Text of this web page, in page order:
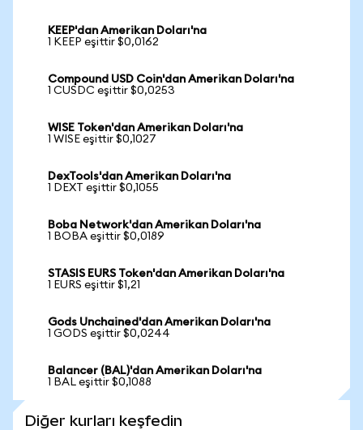
KEEP'dan Amerikan Doları'na
1 KEEP eşittir $0,0162
Compound USD Coin'dan Amerikan Doları'na
1 CUSDC eşittir $0,0253
WISE Token'dan Amerikan Doları'na
1 WISE eşittir $0,1027
DexTools'dan Amerikan Doları'na
1 DEXT eşittir $0,1055
Boba Network'dan Amerikan Doları'na
1 BOBA eşittir $0,0189
STASIS EURS Token'dan Amerikan Doları'na
1 EURS eşittir $1,21
Gods Unchained'dan Amerikan Doları'na
1 GODS eşittir $0,0244
Balancer (BAL)'dan Amerikan Doları'na
1 BAL eşittir $0,1088
Diğer kurları keşfedin